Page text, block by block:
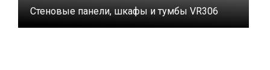
Стеновые панели, шкафы и тумбы VR306